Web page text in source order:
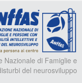
Nazionale di Famiglie e
del neurosviluppo